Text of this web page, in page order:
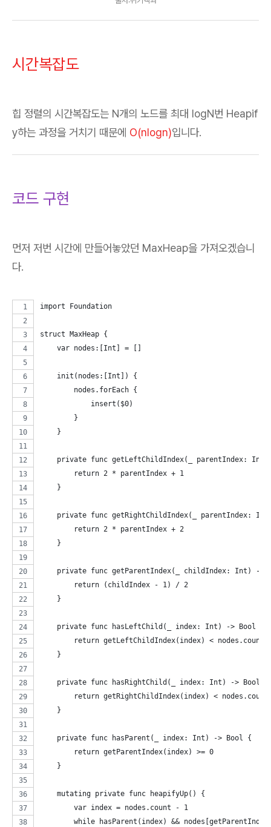
시간복잡도
힙 정렬의 시간복잡도는 N개의 노드를 최대 logN번 Heapif
y하는 과정을 거치기 때문에 O(nlogn)입니다.
코드 구현
먼저 저번 시간에 만들어놓았던 MaxHeap을 가져오겠습니
다.
import Foundation
struct MaxHeap {
    var nodes:[Int] = []
    init(nodes:[Int]) {
        nodes.forEach {
            insert($0)
        }
    }
private func getLeftChildIndex(_ parentIndex: Int)
        return 2 * parentIndex + 1
    }
private func getRightChildIndex(_ parentIndex:
        return 2 * parentIndex + 2
    }
private func getParentIndex(_ childIndex: Int) ->
        return (childIndex - 1) / 2
    }
    private func hasLeftChild(_ index: Int) -> Bool {
        return getLeftChildIndex(index) < nodes.count
    }
    private func hasRightChild(_ index: Int) -> Bool {
        return getRightChildIndex(index) < nodes.count
    }
    private func hasParent(_ index: Int) -> Bool {
        return getParentIndex(index) >= 0
    }
    mutating private func heapifyUp() {
        var index = nodes.count - 1
while hasParent(index) &&